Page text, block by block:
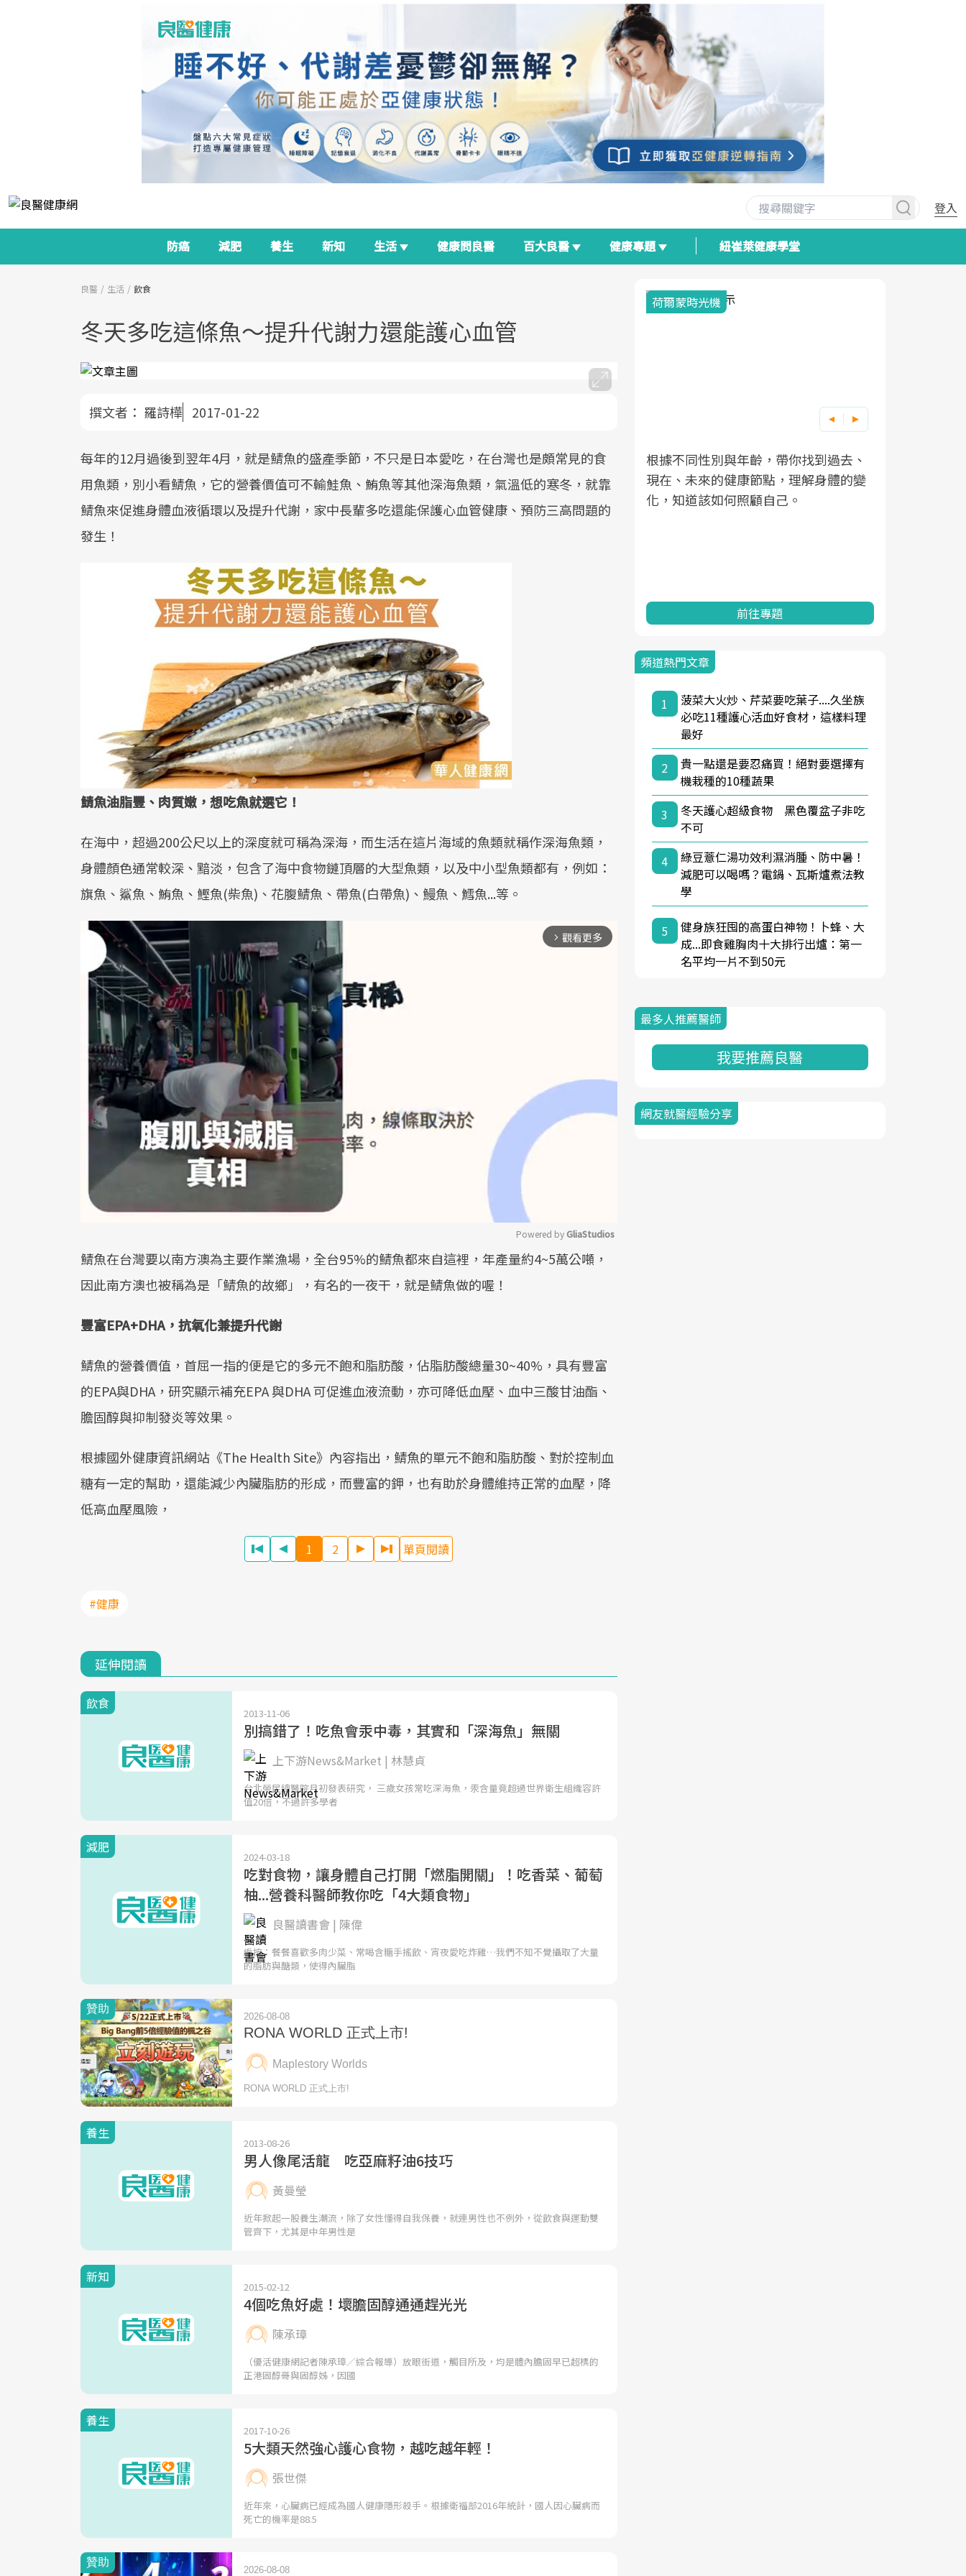
登入
防癌 減肥 養生 新知 生活 健康問良醫 百大良醫 健康專題 紐崔萊健康學堂
良醫 生活 飲食
冬天多吃這條魚～提升代謝力還能護心血管
撰文者： 羅詩樺 2017-01-22
每年的12月過後到翌年4月，就是鯖魚的盛產季節，不只是日本愛吃，在台灣也是頗常見的食
用魚類，別小看鯖魚，它的營養價值可不輸鮭魚、鮪魚等其他深海魚類，氣溫低的寒冬，就靠
鯖魚來促進身體血液循環以及提升代謝，家中長輩多吃還能保護心血管健康、預防三高問題的
發生！
鯖魚油脂豐、肉質嫩，想吃魚就選它！
在海中，超過200公尺以上的深度就可稱為深海，而生活在這片海域的魚類就稱作深海魚類，
身體顏色通常較深、黯淡，包含了海中食物鏈頂層的大型魚類，以及中小型魚類都有，例如：
旗魚、鯊魚、鮪魚、鰹魚(柴魚)、花腹鯖魚、帶魚(白帶魚)、鰻魚、鱈魚...等。
arrow_forward_ios 觀看更多
Powered by GliaStudios
鯖魚在台灣要以南方澳為主要作業漁場，全台95%的鯖魚都來自這裡，年產量約4~5萬公噸，
因此南方澳也被稱為是「鯖魚的故鄉」，有名的一夜干，就是鯖魚做的喔！
豐富EPA+DHA，抗氧化兼提升代謝
鯖魚的營養價值，首屈一指的便是它的多元不飽和脂肪酸，佔脂肪酸總量30~40%，具有豐富
的EPA與DHA，研究顯示補充EPA 與DHA 可促進血液流動，亦可降低血壓、血中三酸甘油酯、
膽固醇與抑制發炎等效果。
根據國外健康資訊網站《The Health Site》內容指出，鯖魚的單元不飽和脂肪酸、對於控制血
糖有一定的幫助，還能減少內臟脂肪的形成，而豐富的鉀，也有助於身體維持正常的血壓，降
低高血壓風險，
1 2 單頁閱讀
#健康
延伸閱讀
飲食
2013-11-06
別搞錯了！吃魚會汞中毒，其實和「深海魚」無關
上下游News&Market | 林慧貞
台北榮民總醫院月初發表研究， 三歲女孩常吃深海魚，汞含量竟超過世界衛生組織容許
值20倍，不過許多學者
減肥
2024-03-18
吃對食物，讓身體自己打開「燃脂開關」！吃香菜、葡萄
柚...營養科醫師教你吃「4大類食物」
良醫讀書會 | 陳偉
編按：餐餐喜歡多肉少菜、常喝含糖手搖飲、宵夜愛吃炸雞…我們不知不覺攝取了大量
的脂肪與醣類，使得內臟脂
養生
2013-08-26
男人像尾活龍 吃亞麻籽油6技巧
黃曼瑩
近年掀起一股養生潮流，除了女性懂得自我保養，就連男性也不例外，從飲食與運動雙
管齊下，尤其是中年男性是
新知
2015-02-12
4個吃魚好處！壞膽固醇通通趕光光
陳承璋
（優活健康網記者陳承璋／綜合報導）放眼街道，觸目所及，均是體內膽固早已超標的
正港固醇哥與固醇姊，因國
養生
2017-10-26
5大類天然強心護心食物，越吃越年輕！
張世傑
近年來，心臟病已經成為國人健康隱形殺手。根據衛福部2016年統計，國人因心臟病而
死亡的機率是88.5
面對超高齡社會的浪潮，台灣正在快速
邁向「健康照護」的新時代。隨著國家
政策如「健康台灣推動委員會」與「長
照3.0」的推進，「預防醫學」已成全民
狀況、啟動健康管理的重要起點。
2025年，就到良醫生活祭體驗「一站式
健康新生活」，從講座、體驗到運動，
全面啟動你的健康革命！
良醫健康網從「換季的身體變化」出
發，透過醫學觀點與日常感受的對話，
建立對亞健康的認知，進而引導實際的
改善行動。
荷爾蒙時光機
根據不同性別與年齡，帶你找到過去、
現在、未來的健康節點，理解身體的變
化，知道該如何照顧自己。
前往專題
頻道熱門文章
1
菠菜大火炒、芹菜要吃葉子....久坐族
必吃11種護心活血好食材，這樣料理
最好
2
貴一點還是要忍痛買！絕對要選擇有
機栽種的10種蔬果
3
冬天護心超級食物 黑色覆盆子非吃
不可
4
綠豆薏仁湯功效利濕消腫、防中暑！
減肥可以喝嗎？電鍋、瓦斯爐煮法教
學
5
健身族狂囤的高蛋白神物！卜蜂、大
成...即食雞胸肉十大排行出爐：第一
名平均一片不到50元
最多人推薦醫師
我要推薦良醫
網友就醫經驗分享